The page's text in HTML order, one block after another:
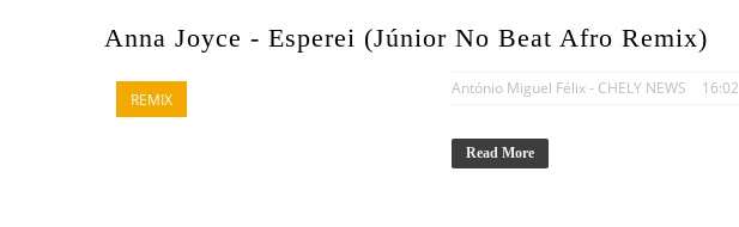
Anna Joyce - Esperei (Júnior No Beat Afro Remix)
REMIX
António Miguel Félix - CHELY NEWS 16:02
Read More